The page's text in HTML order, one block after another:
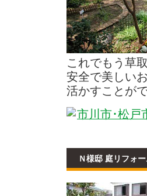
これでもう草
安全で美しい
活かすことが
Ｎ様邸 庭リフォ